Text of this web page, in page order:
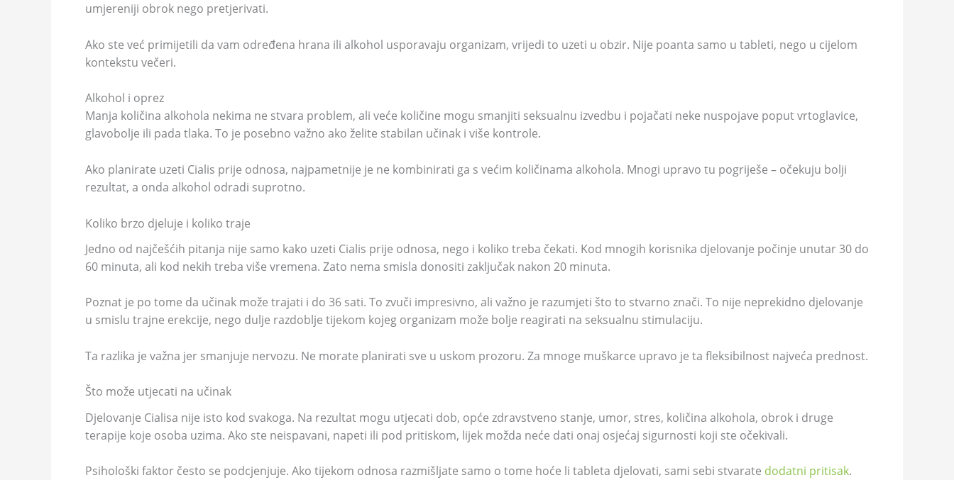
umjereniji obrok nego pretjerivati.
Ako ste već primijetili da vam određena hrana ili alkohol usporavaju organizam, vrijedi to uzeti u obzir. Nije poanta samo u tableti, nego u cijelom
kontekstu večeri.
Alkohol i oprez
Manja količina alkohola nekima ne stvara problem, ali veće količine mogu smanjiti seksualnu izvedbu i pojačati neke nuspojave poput vrtoglavice,
glavobolje ili pada tlaka. To je posebno važno ako želite stabilan učinak i više kontrole.
Ako planirate uzeti Cialis prije odnosa, najpametnije je ne kombinirati ga s većim količinama alkohola. Mnogi upravo tu pogriješe – očekuju bolji
rezultat, a onda alkohol odradi suprotno.
Koliko brzo djeluje i koliko traje
Jedno od najčešćih pitanja nije samo kako uzeti Cialis prije odnosa, nego i koliko treba čekati. Kod mnogih korisnika djelovanje počinje unutar 30 do
60 minuta, ali kod nekih treba više vremena. Zato nema smisla donositi zaključak nakon 20 minuta.
Poznat je po tome da učinak može trajati i do 36 sati. To zvuči impresivno, ali važno je razumjeti što to stvarno znači. To nije neprekidno djelovanje
u smislu trajne erekcije, nego dulje razdoblje tijekom kojeg organizam može bolje reagirati na seksualnu stimulaciju.
Ta razlika je važna jer smanjuje nervozu. Ne morate planirati sve u uskom prozoru. Za mnoge muškarce upravo je ta fleksibilnost najveća prednost.
Što može utjecati na učinak
Djelovanje Cialisa nije isto kod svakoga. Na rezultat mogu utjecati dob, opće zdravstveno stanje, umor, stres, količina alkohola, obrok i druge
terapije koje osoba uzima. Ako ste neispavani, napeti ili pod pritiskom, lijek možda neće dati onaj osjećaj sigurnosti koji ste očekivali.
Psihološki faktor često se podcjenjuje. Ako tijekom odnosa razmišljate samo o tome hoće li tableta djelovati, sami sebi stvarate dodatni pritisak.